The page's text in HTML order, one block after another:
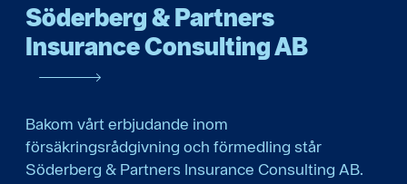
Söderberg & Partners
Insurance Consulting AB
Bakom vårt erbjudande inom
försäkringsrådgivning och förmedling står
Söderberg & Partners Insurance Consulting AB.